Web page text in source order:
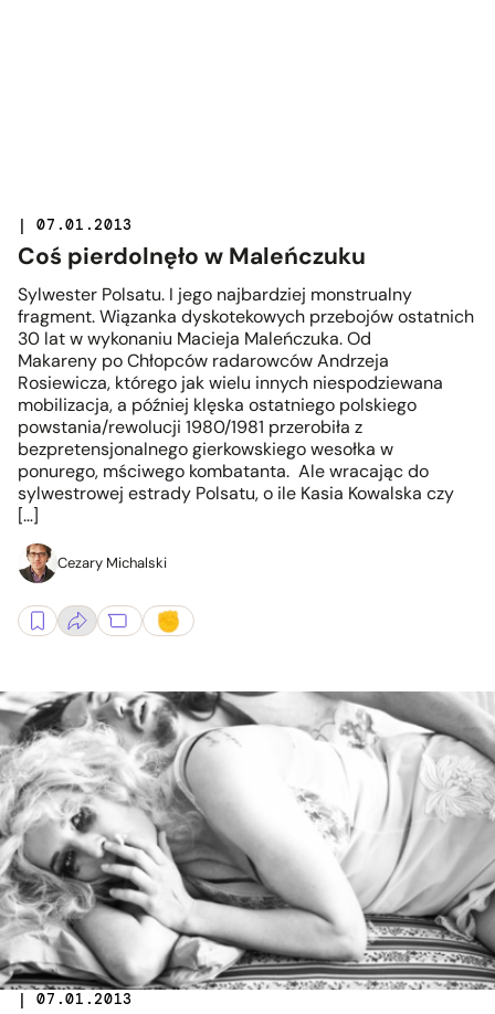
| 07.01.2013
Coś pierdolnęło w Maleńczuku
Sylwester Polsatu. I jego najbardziej monstrualny
fragment. Wiązanka dyskotekowych przebojów ostatnich
30 lat w wykonaniu Macieja Maleńczuka. Od
Makareny po Chłopców radarowców Andrzeja
Rosiewicza, którego jak wielu innych niespodziewana
mobilizacja, a później klęska ostatniego polskiego
powstania/rewolucji 1980/1981 przerobiła z
bezpretensjonalnego gierkowskiego wesołka w
ponurego, mściwego kombatanta. Ale wracając do
sylwestrowej estrady Polsatu, o ile Kasia Kowalska czy
[…]
Cezary Michalski
| 07.01.2013